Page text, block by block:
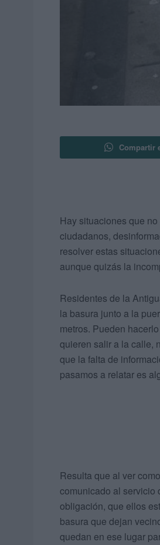
Compartir
Hay situaciones que
ciudadanos,
resolver estas
aunque quizás la
Residentes de la
la basura junto a la
metros. Pueden
quieren salir a la calle,
que la falta de
pasamos a relatar es
Resulta que al ver
comunicado al servicio
obligación, que ellos
basura que dejan
quedan en ese lugar